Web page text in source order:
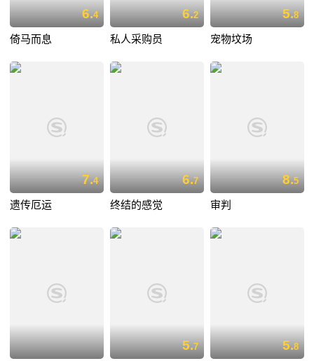
6.4
倚马而息
6.2
私人采购员
5.8
宠物坟场
7.4
遗传厄运
6.7
终结的感觉
8.5
审判
5.7 5.8